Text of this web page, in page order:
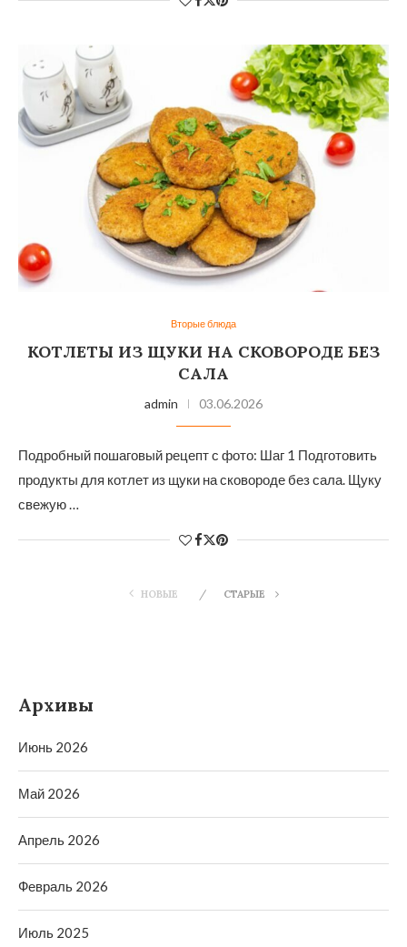
Вторые блюда
КОТЛЕТЫ ИЗ ЩУКИ НА СКОВОРОДЕ БЕЗ
САЛА
admin 03.06.2026
Подробный пошаговый рецепт с фото: Шаг 1 Подготовить
продукты для котлет из щуки на сковороде без сала. Щуку
свежую …
НОВЫЕ СТАРЫЕ
Архивы
Июнь 2026
Май 2026
Апрель 2026
Февраль 2026
Июль 2025